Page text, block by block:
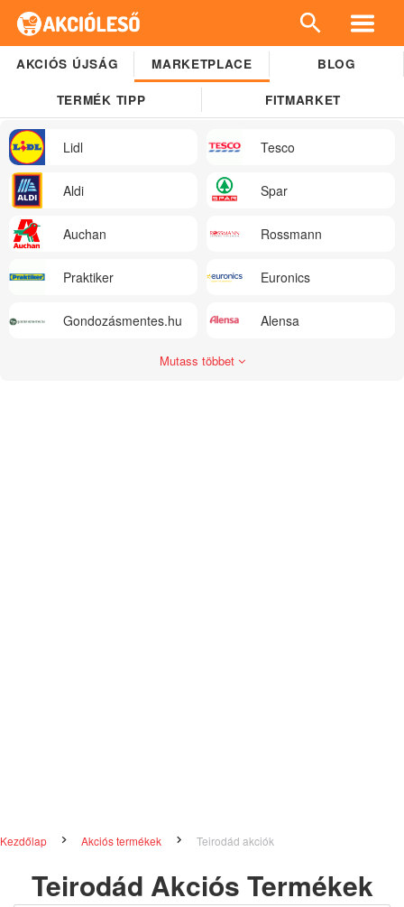
AKCIÓS ÚJSÁG MARKETPLACE BLOG
TERMÉK TIPP FITMARKET
Lidl Tesco
Aldi Spar
Auchan Rossmann
Praktiker Euronics
Gondozásmentes.hu Alensa
Mutass többet
Kezdőlap Akciós termékek Teirodád akciók
Teirodád Akciós Termékek